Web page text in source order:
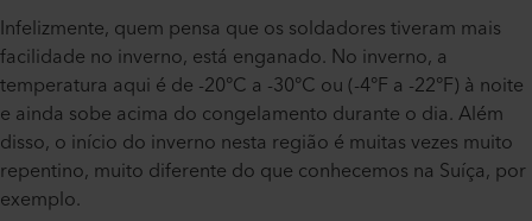
Infelizmente, quem pensa que os soldadores tiveram mais
facilidade no inverno, está enganado. No inverno, a
temperatura aqui é de -20°C a -30°C ou (-4°F a -22°F) à noite
e ainda sobe acima do congelamento durante o dia. Além
disso, o início do inverno nesta região é muitas vezes muito
repentino, muito diferente do que conhecemos na Suíça, por
exemplo.